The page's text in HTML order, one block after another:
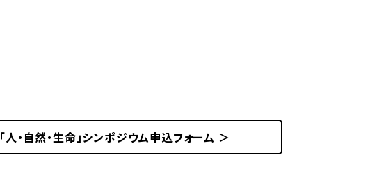
「人・自然・生命」シンポジウム申込フォーム ＞